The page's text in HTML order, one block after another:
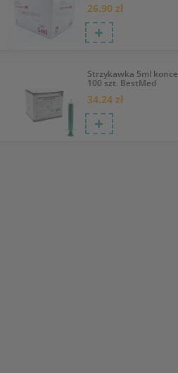
26.90 zł
Strzykawka 5ml
100 szt. BestMed
34.24 zł